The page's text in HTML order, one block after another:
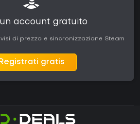
account gratuito
di prezzo e sincronizzazione Steam
gratis